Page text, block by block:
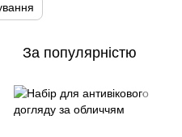
За популярністю